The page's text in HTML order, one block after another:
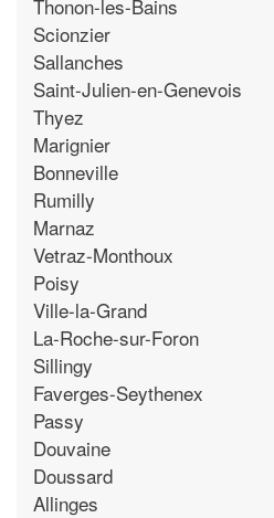
Thonon-les-Bains
Scionzier
Sallanches
Saint-Julien-en-Genevois
Thyez
Marignier
Bonneville
Rumilly
Marnaz
Vetraz-Monthoux
Poisy
Ville-la-Grand
La-Roche-sur-Foron
Sillingy
Faverges-Seythenex
Passy
Douvaine
Doussard
Allinges